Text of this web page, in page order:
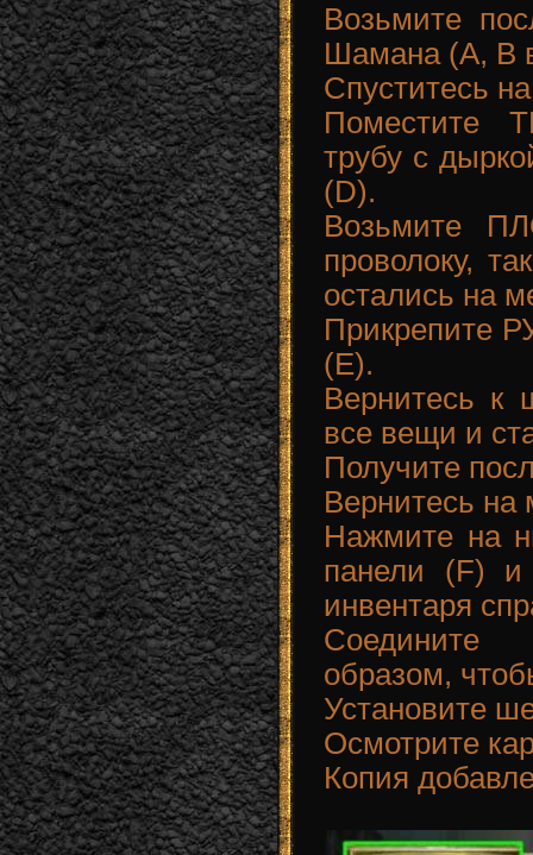
Возьмите
Шамана (A, B
Спуститесь
Поместите
трубу с
(D).
Возьмите
проволоку,
остались на
Прикрепите
(E).
Вернитесь к
все вещи и
Получите
Вернитесь на
Нажмите на
панели (F) и
инвентаря
образом,
Установите
Осмотрите
Копия